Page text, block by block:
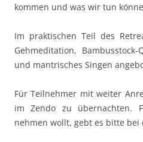
kommen und was wir tun
Im praktischen Teil des
Gehmeditation,
und mantrisches Singen
Für Teilnehmer mit weiter
im Zendo zu übernachten.
nehmen wollt, gebt es bitte bei